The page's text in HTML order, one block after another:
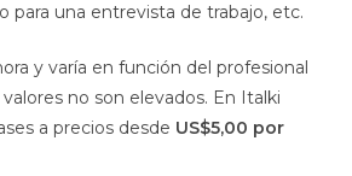
para una entrevista de trabajo, etc.
y varía en función del profesional
no son elevados. En Italki
a precios desde US$5,00 por